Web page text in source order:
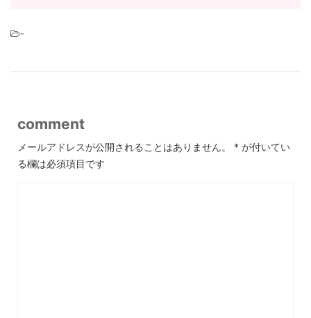
-
comment
メールアドレスが公開されることはありません。 * が付いてい
る欄は必須項目です